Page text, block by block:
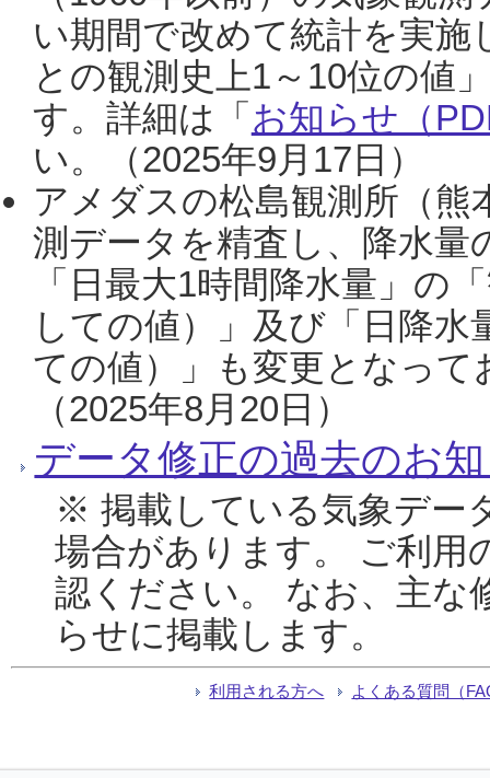
い期間で改めて統計を実
との観測史上1～10位の値
す。詳細は「 お知らせ（
い。（2025年9月17日）
アメダスの松島観測所（熊
測データを精査し、降水
「日最大1時間降水量」の
しての値）」及び「日降
ての値）」も変更となっ
（2025年8月20日）
データ修正の過去のお
※ 掲載している気象デー
場合があります。 ご利用
認ください。 なお、主な
らせに掲載します。
利用される方へ よくある質問（